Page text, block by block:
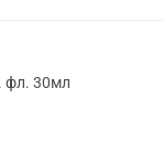
фл. 30мл